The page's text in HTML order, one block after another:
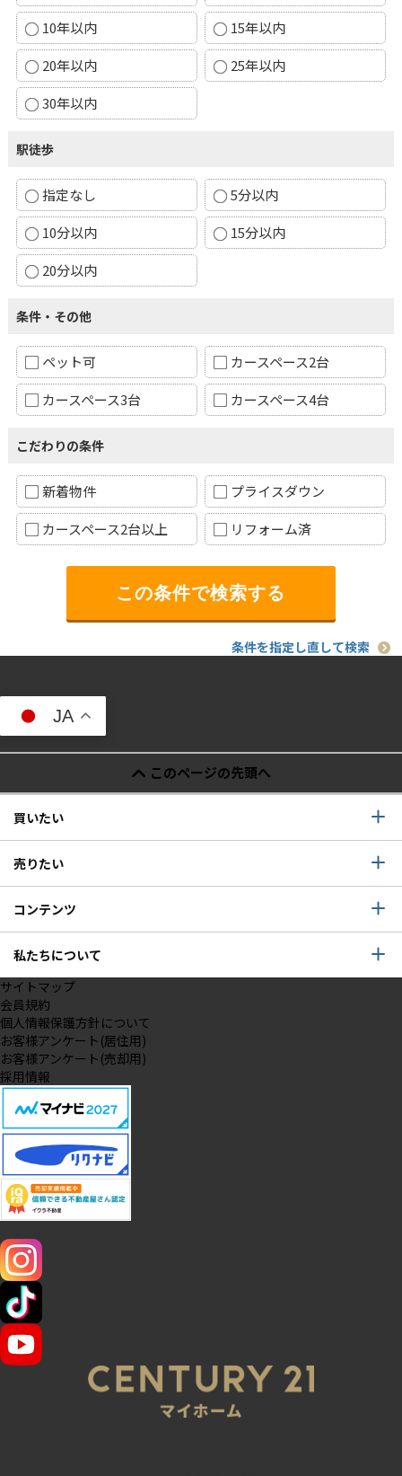
10年以内
15年以内
20年以内
25年以内
30年以内
駅徒歩
指定なし
5分以内
10分以内
15分以内
20分以内
条件・その他
ペット可
カースペース2台
カースペース3台
カースペース4台
こだわりの条件
新着物件
プライスダウン
カースペース2台以上
リフォーム済
条件を指定し直して検索
JA
このページの先頭へ
買いたい
売りたい
コンテンツ
私たちについて
サイトマップ
会員規約
個人情報保護方針について
お客様アンケート(居住用)
お客様アンケート(売却用)
採用情報